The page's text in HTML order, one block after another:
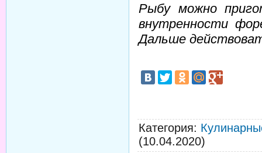
Рыбу можно
внутренности
Дальше
Категория:
(10.04.2020)